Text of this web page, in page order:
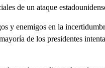
de un ataque
y enemigos en la
de los presidentes